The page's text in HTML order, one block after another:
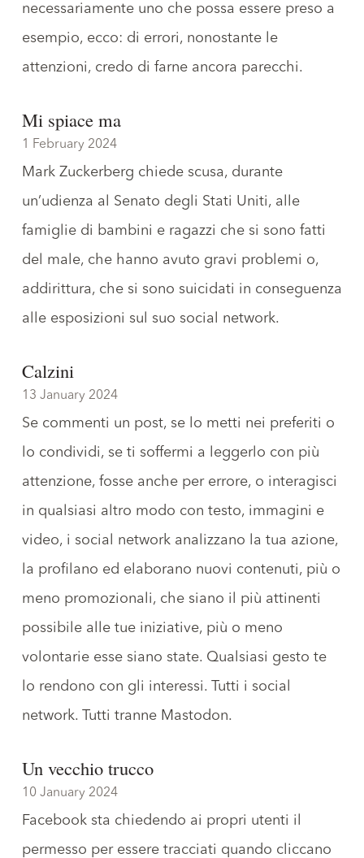
necessariamente uno che possa essere preso a
esempio, ecco: di errori, nonostante le
attenzioni, credo di farne ancora parecchi.
Mi spiace ma
1 February 2024
Mark Zuckerberg chiede scusa, durante
un’udienza al Senato degli Stati Uniti, alle
famiglie di bambini e ragazzi che si sono fatti
del male, che hanno avuto gravi problemi o,
addirittura, che si sono suicidati in conseguenza
alle esposizioni sul suo social network.
Calzini
13 January 2024
Se commenti un post, se lo metti nei preferiti o
lo condividi, se ti soffermi a leggerlo con più
attenzione, fosse anche per errore, o interagisci
in qualsiasi altro modo con testo, immagini e
video, i social network analizzano la tua azione,
la profilano ed elaborano nuovi contenuti, più o
meno promozionali, che siano il più attinenti
possibile alle tue iniziative, più o meno
volontarie esse siano state. Qualsiasi gesto te
lo rendono con gli interessi. Tutti i social
network. Tutti tranne Mastodon.
Un vecchio trucco
10 January 2024
Facebook sta chiedendo ai propri utenti il
permesso per essere tracciati quando cliccano